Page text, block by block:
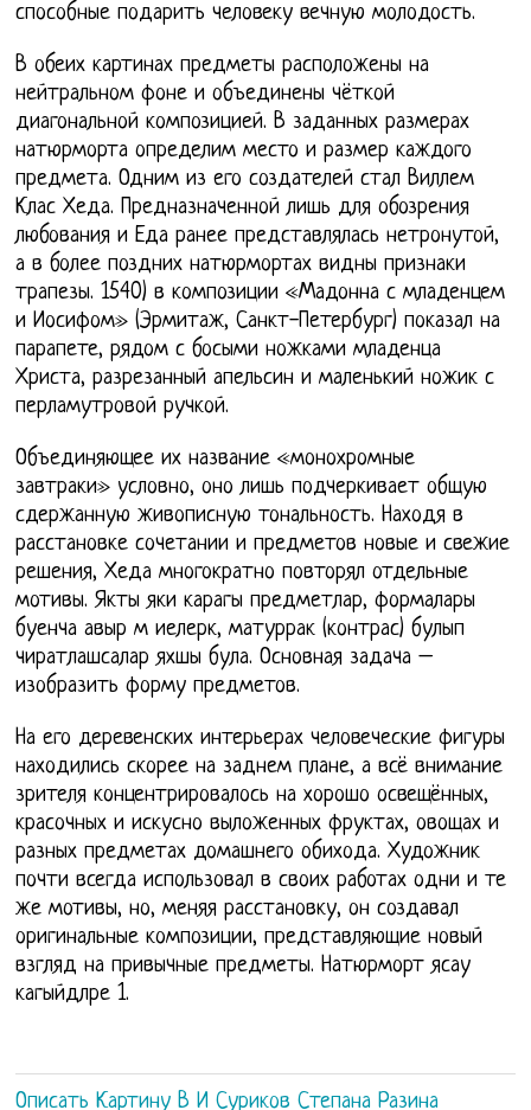
способные подарить человеку вечную молодость.
В обеих картинах предметы расположены на
нейтральном фоне и объединены чёткой
диагональной композицией. В заданных размерах
натюрморта определим место и размер каждого
предмета. Одним из его создателей стал Виллем
Клас Хеда. Предназначенной лишь для обозрения
любования и Еда ранее представлялась нетронутой,
а в более поздних натюрмортах видны признаки
трапезы. 1540) в композиции «Мадонна с младенцем
и Иосифом» (Эрмитаж, Санкт-Петербург) показал на
парапете, рядом с босыми ножками младенца
Христа, разрезанный апельсин и маленький ножик с
перламутровой ручкой.
Объединяющее их название «монохромные
завтраки» условно, оно лишь подчеркивает общую
сдержанную живописную тональность. Находя в
расстановке сочетании и предметов новые и свежие
решения, Хеда многократно повторял отдельные
мотивы. Якты яки карагы предметлар, формалары
буенча авыр м иелерк, матуррак (контрас) булып
чиратлашсалар яхшы була. Основная задача –
изобразить форму предметов.
На его деревенских интерьерах человеческие фигуры
находились скорее на заднем плане, а всё внимание
зрителя концентрировалось на хорошо освещённых,
красочных и искусно выложенных фруктах, овощах и
разных предметах домашнего обихода. Художник
почти всегда использовал в своих работах одни и те
же мотивы, но, меняя расстановку, он создавал
оригинальные композиции, представляющие новый
взгляд на привычные предметы. Натюрморт ясау
кагыйдлре 1.
Описать Картину В И Суриков Степана Разина